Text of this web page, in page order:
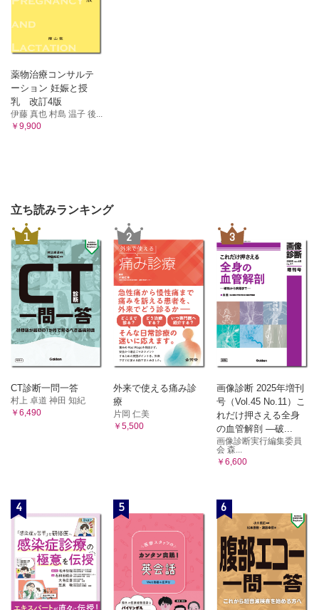
薬物治療コンサルテ
ーション 妊娠と授
乳 改訂4版
伊藤 真也 村島 温子 後...
￥9,900
立ち読みランキング
1
CT診断一問一答
村上 卓道 神田 知紀
￥6,490
2
外来で使える痛み診
療
片岡 仁美
￥5,500
3
画像診断 2025年増刊
号（Vol.45 No.11）こ
れだけ押さえる全身
の血管解剖 ―破...
画像診断実行編集委員
会 森...
￥6,600
4 5 6